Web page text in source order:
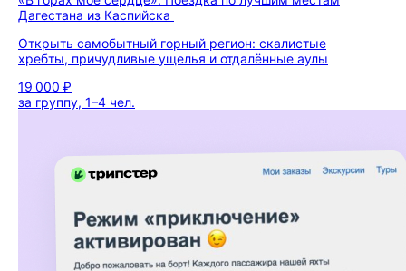
Дагестана из Каспийска
Открыть самобытный горный регион: скалистые
хребты, причудливые ущелья и отдалённые аулы
19 000 ₽
за группу, 1–4 чел.